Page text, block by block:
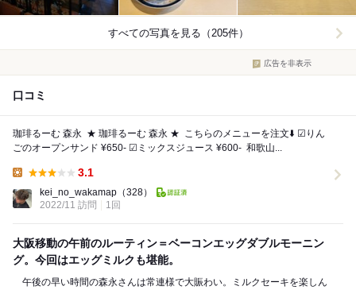
すべての写真を見る（205件）
広告を非表示
口コミ
珈琲るーむ 森永 ⁡ ★ 珈琲るーむ 森永 ★ ⁡ こちらのメニューを注文⬇️ ☑︎りん
ごのオープンサンド ¥650- ☑︎ミックスジュース ¥600- ⁡ 和歌山...
3.1
kei_no_wakamap （328）
2022/11 訪問
1回
大阪移動の午前のルーティン＝ベーコンエッグダブルモーニン
グ。今回はエッグミルクも堪能。
午後の早い時間の森永さんは常連様で大賑わい。ミルクセーキを楽しん